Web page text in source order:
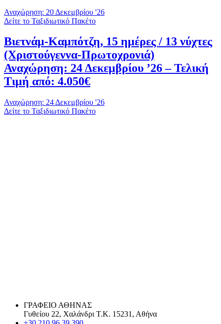
Αναχώρηση: 20 Δεκεμβρίου '26
Δείτε το Ταξιδιωτικό Πακέτο
Βιετνάμ-Καμπότζη, 15 ημέρες / 13 νύχτες
(Χριστούγεννα-Πρωτοχρονιά)
Αναχώρηση: 24 Δεκεμβρίου ’26 – Τελική
Τιμή από: 4.050€
Αναχώρηση: 24 Δεκεμβρίου '26
Δείτε το Ταξιδιωτικό Πακέτο
ΓΡΑΦΕΙΟ ΑΘΗΝΑΣ
Γυθείου 22, Χαλάνδρι Τ.Κ. 15231, Αθήνα